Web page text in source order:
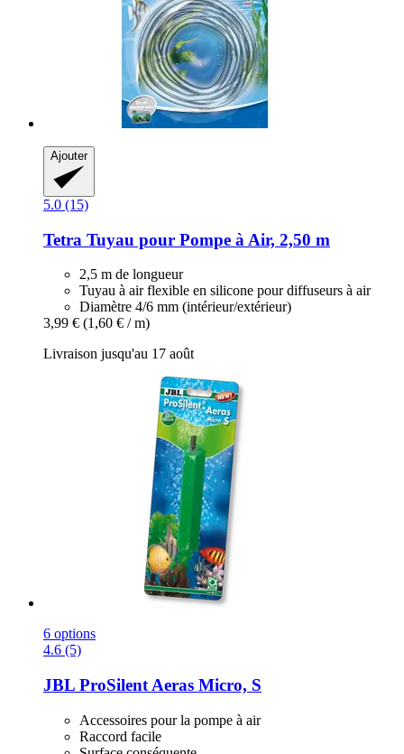
Ajouter
5.0 (15)
Tetra Tuyau pour Pompe à Air, 2,50 m
2,5 m de longueur
Tuyau à air flexible en silicone pour diffuseurs à air
Diamètre 4/6 mm (intérieur/extérieur)
3,99 € (1,60 € / m)
Livraison jusqu'au 17 août
6 options
4.6 (5)
JBL ProSilent Aeras Micro, S
Accessoires pour la pompe à air
Raccord facile